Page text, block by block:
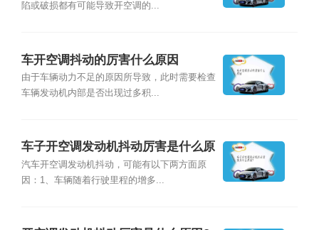
陷或破损都有可能导致开空调的...
车开空调抖动的厉害什么原因
由于车辆动力不足的原因所导致，此时需要检查
车辆发动机内部是否出现过多积...
车子开空调发动机抖动厉害是什么原
因?
汽车开空调发动机抖动，可能有以下两方面原
因：1、车辆随着行驶里程的增多...